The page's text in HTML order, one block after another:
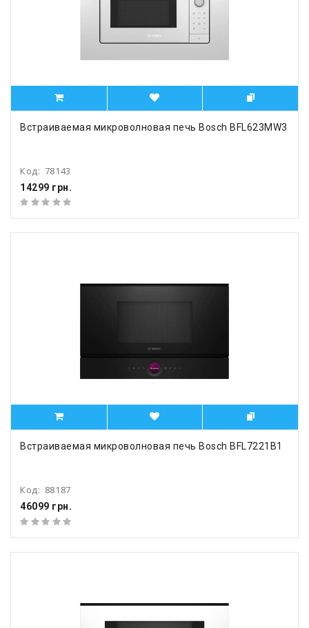
Встраиваемая микроволновая печь Bosch BFL623MW3
Код: 78143
14299 грн.
Встраиваемая микроволновая печь Bosch BFL7221B1
Код: 88187
46099 грн.